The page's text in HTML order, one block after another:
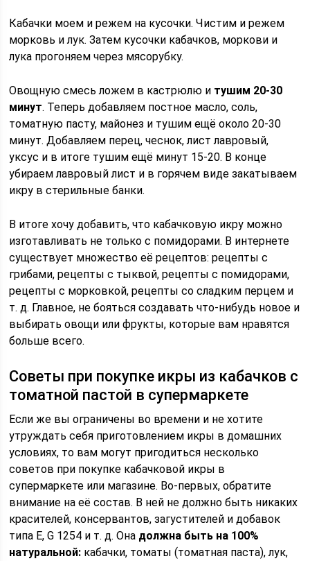
Кабачки моем и режем на кусочки. Чистим и режем
морковь и лук. Затем кусочки кабачков, моркови и
лука прогоняем через мясорубку.
Овощную смесь ложем в кастрюлю и тушим 20-30
минут. Теперь добавляем постное масло, соль,
томатную пасту, майонез и тушим ещё около 20-30
минут. Добавляем перец, чеснок, лист лавровый,
уксус и в итоге тушим ещё минут 15-20. В конце
убираем лавровый лист и в горячем виде закатываем
икру в стерильные банки.
В итоге хочу добавить, что кабачковую икру можно
изготавливать не только с помидорами. В интернете
существует множество её рецептов: рецепты с
грибами, рецепты с тыквой, рецепты с помидорами,
рецепты с морковкой, рецепты со сладким перцем и
т. д. Главное, не бояться создавать что-нибудь новое и
выбирать овощи или фрукты, которые вам нравятся
больше всего.
Советы при покупке икры из кабачков с
томатной пастой в супермаркете
Если же вы ограничены во времени и не хотите
утруждать себя приготовлением икры в домашних
условиях, то вам могут пригодиться несколько
советов при покупке кабачковой икры в
супермаркете или магазине. Во-первых, обратите
внимание на её состав. В ней не должно быть никаких
красителей, консервантов, загустителей и добавок
типа E, G 1254 и т. д. Она должна быть на 100%
натуральной: кабачки, томаты (томатная паста), лук,